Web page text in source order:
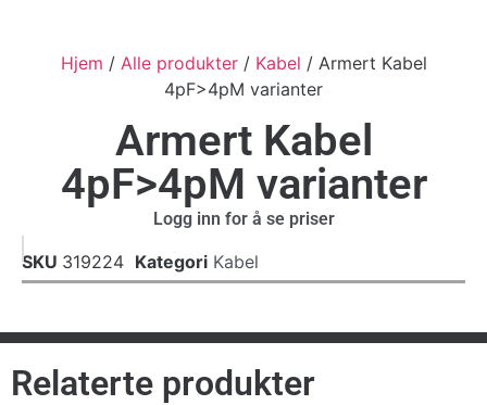
Hjem / Alle produkter/ Kabel / Armert Kabel
4pF>4pM varianter
Armert Kabel
4pF>4pM varianter
Logg inn for å se priser
SKU 319224 Kategori Kabel
Relaterte produkter